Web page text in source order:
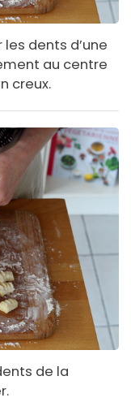
dents d’une
au centre
creux.
de la